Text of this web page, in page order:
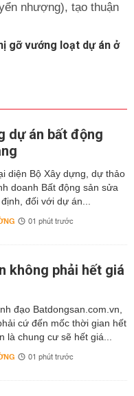
nhượng), tạo thuận
gỡ vướng loạt dự án ở
dự án bất động
diện Bộ Xây dựng, dự thảo
doanh Bất động sản sửa
đối với dự án...
01 phút trước
không phải hết giá
đạo Batdongsan.com.vn,
cứ đến mốc thời gian hết
là chung cư sẽ hết giá...
01 phút trước